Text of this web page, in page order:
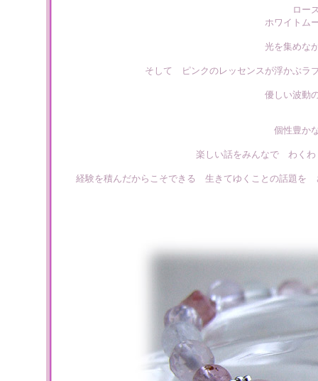
ロー
ホワイトム
光を集めな
そして ピンクのレッセンスが浮かぶラ
優しい波動
個性豊か
楽しい話をみんなで わく
経験を積んだからこそできる 生きてゆくことの話題を